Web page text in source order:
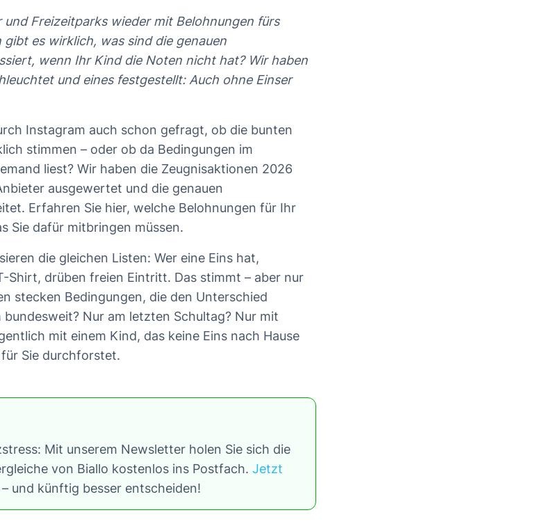
Freizeitparks wieder mit Belohnungen fürs
es wirklich, was sind die genauen
wenn Ihr Kind die Noten nicht hat? Wir haben
und eines festgestellt: Auch ohne Einser
Instagram auch schon gefragt, ob die bunten
stimmen – oder ob da Bedingungen im
liest? Wir haben die Zeugnisaktionen 2026
ausgewertet und die genauen
Erfahren Sie hier, welche Belohnungen für Ihr
Sie dafür mitbringen müssen.
die gleichen Listen: Wer eine Eins hat,
Shirt, drüben freien Eintritt. Das stimmt – aber nur
stecken Bedingungen, die den Unterschied
Nur am letzten Schultag? Nur mit
mit einem Kind, das keine Eins nach Hause
Sie durchforstet.
Mit unserem Newsletter holen Sie sich die
von Biallo kostenlos ins Postfach. Jetzt
– und künftig besser entscheiden!